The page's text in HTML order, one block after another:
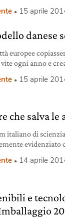
per15 aprile
danese
europee
ogni anno e
della capitale della
15 aprile
che salva le
italiano di
evidenziato
Stefano
14 aprile
e